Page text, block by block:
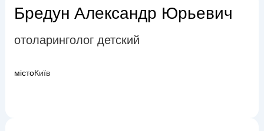
Бредун Александр Юрьевич
отоларинголог детский
містоКиїв